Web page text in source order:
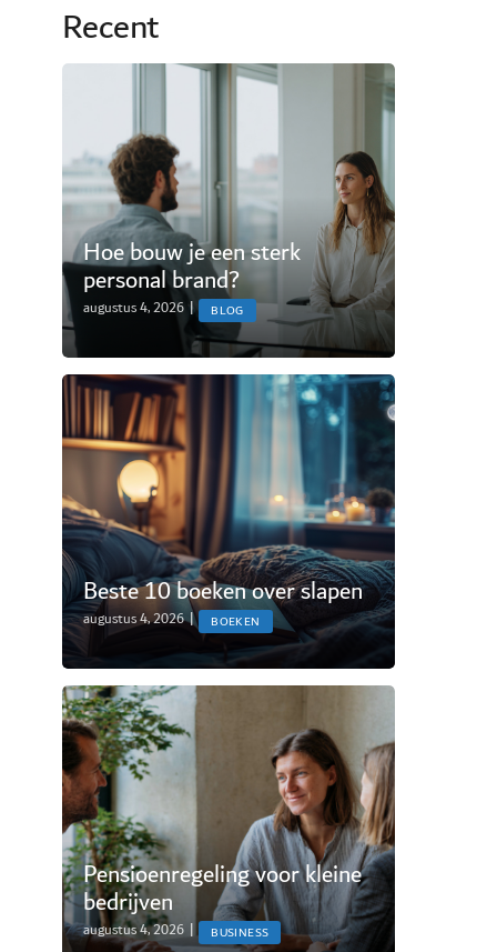
Recent
Hoe bouw je een sterk
personal brand?
augustus 4, 2026 | BLOG
Beste 10 boeken over slapen
augustus 4, 2026 | BOEKEN
Pensioenregeling voor kleine
bedrijven
augustus 4, 2026 | BUSINESS